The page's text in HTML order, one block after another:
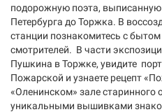
подорожную поэта, выписанную
Петербурга до Торжка. В
станции познакомитесь с
смотрителей. В части
Пушкина в Торжке, увидите
Пожарской и узнаете рецепт
«Оленинском» зале старинного
уникальными вышивками